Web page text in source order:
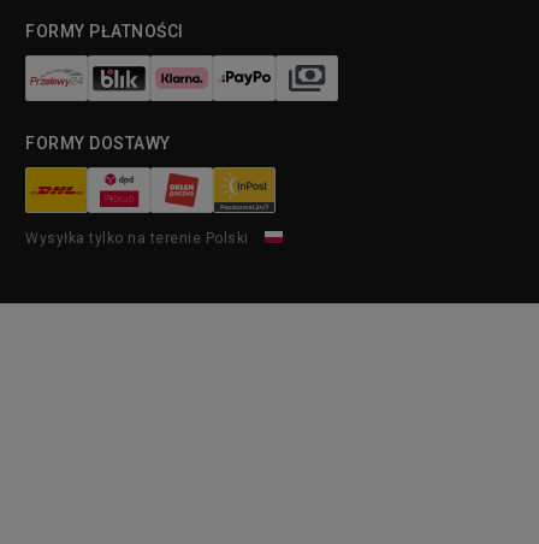
FORMY PŁATNOŚCI
FORMY DOSTAWY
Wysyłka tylko na terenie Polski